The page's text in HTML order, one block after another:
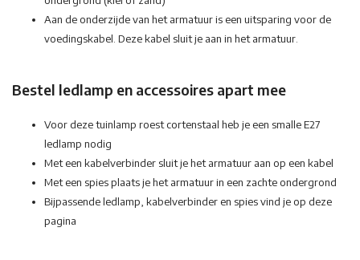
Aan de onderzijde van het armatuur is een uitsparing voor de
voedingskabel. Deze kabel sluit je aan in het armatuur.
Bestel ledlamp en accessoires apart mee
Voor deze tuinlamp roest cortenstaal heb je een smalle E27
ledlamp nodig
Met een kabelverbinder sluit je het armatuur aan op een kabel
Met een spies plaats je het armatuur in een zachte ondergrond
Bijpassende ledlamp, kabelverbinder en spies vind je op deze
pagina